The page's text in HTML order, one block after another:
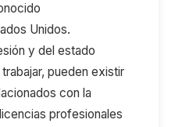
Unidos.
y del estado
pueden existir
con la
profesionales